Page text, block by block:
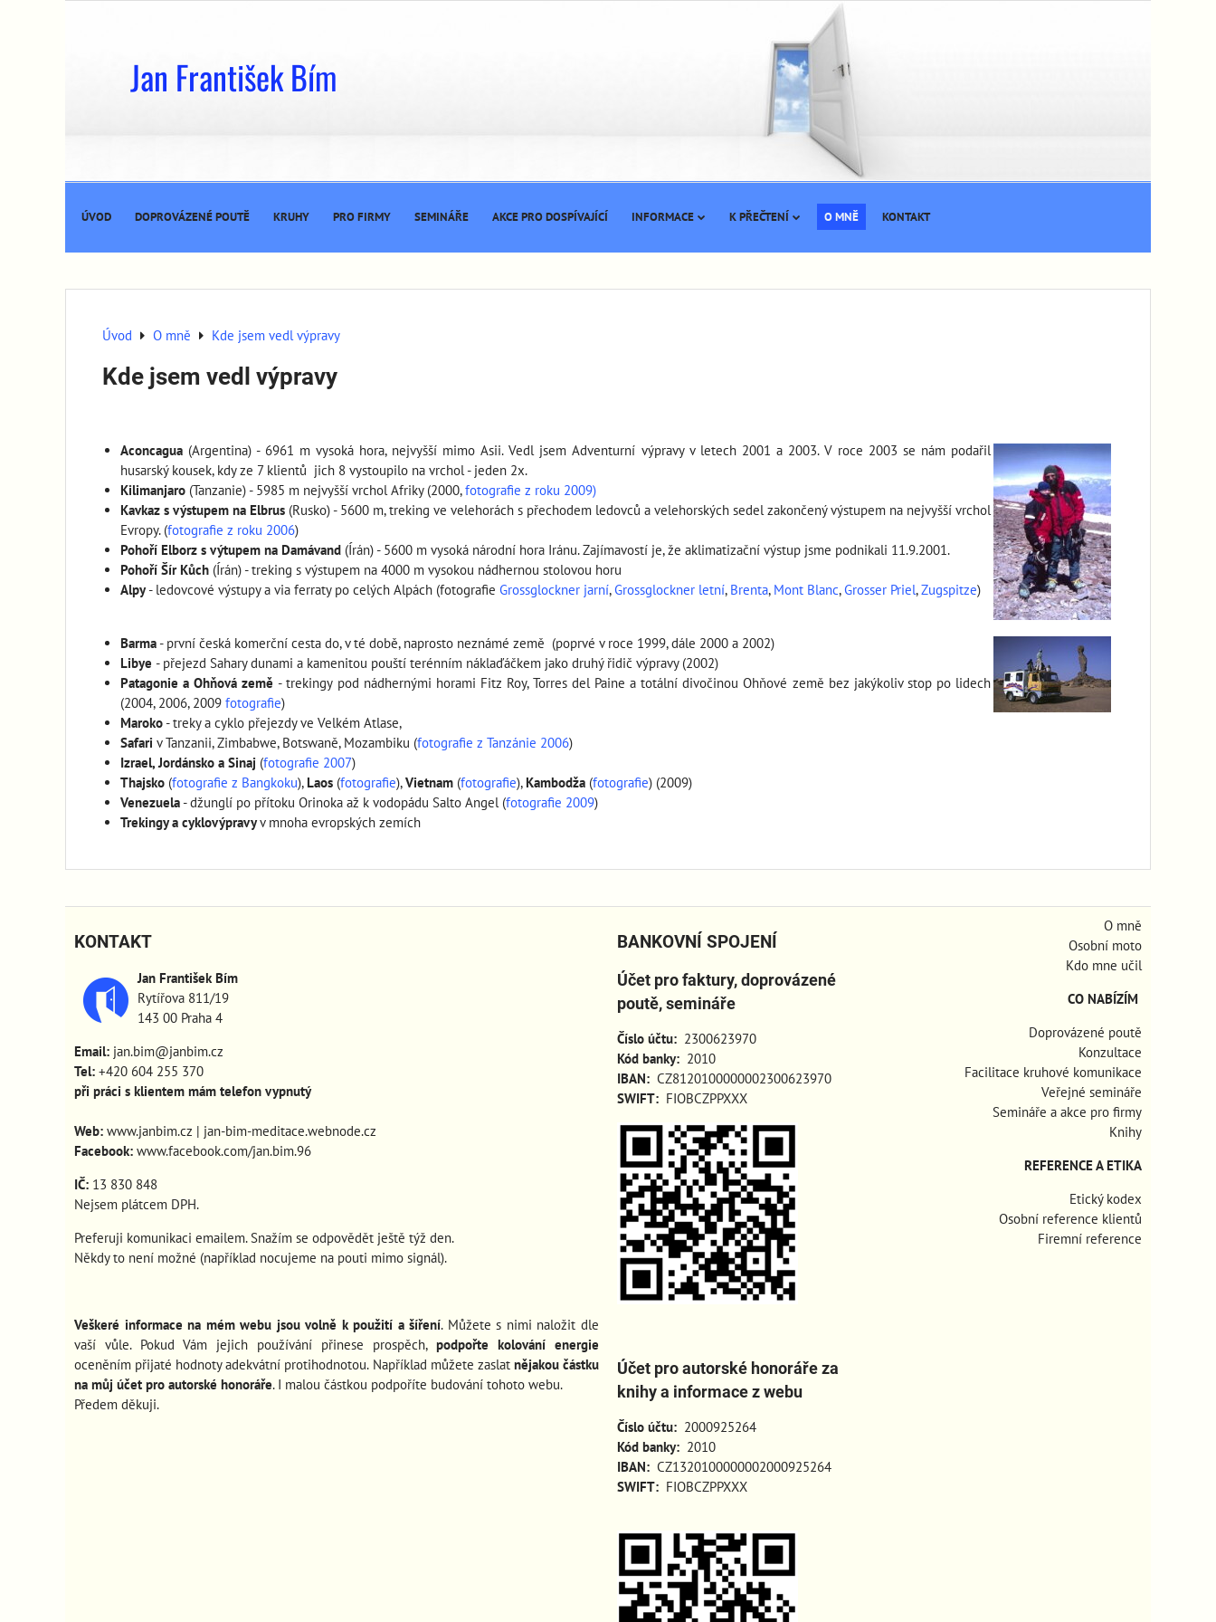
Jan František Bím
ÚVOD DOPROVÁZENÉ POUTĚ KRUHY PRO FIRMY SEMINÁŘE AKCE PRO DOSPÍVAJÍCÍ INFORMACE K PŘEČTENÍ O MNĚ KONTAKT
Úvod O mně Kde jsem vedl výpravy
Kde jsem vedl výpravy
Aconcagua (Argentina) - 6961 m vysoká hora, nejvyšší mimo Asii. Vedl jsem Adventurní výpravy v letech 2001 a 2003. V roce 2003 se nám podařil
husarský kousek, kdy ze 7 klientů jich 8 vystoupilo na vrchol - jeden 2x.
Kilimanjaro (Tanzanie) - 5985 m nejvyšší vrchol Afriky (2000,fotografie z roku 2009)
Kavkaz s výstupem na Elbrus (Rusko) - 5600 m, treking ve velehorách s přechodem ledovců a velehorských sedel zakončený výstupem na nejvyšší vrchol
Evropy. (fotografie z roku 2006)
Pohoří Elborz s výtupem na Damávand (Írán) - 5600 m vysoká národní hora Iránu. Zajímavostí je, že aklimatizační výstup jsme podnikali 11.9.2001.
Pohoří Šír Kůch (Írán) - treking s výstupem na 4000 m vysokou nádhernou stolovou horu
Alpy- ledovcové výstupy a via ferraty po celých Alpách (fotografie Grossglockner jarní,Grossglockner letní, Brenta, Mont Blanc,Grosser Priel,Zugspitze)
Barma- první česká komerční cesta do, v té době, naprosto neznámé země (poprvé v roce 1999, dále 2000 a 2002)
Libye - přejezd Sahary dunami a kamenitou pouští terénním náklaďáčkem jako druhý řidič výpravy (2002)
Patagonie a Ohňová země- trekingy pod nádhernými horami Fitz Roy, Torres del Paine a totální divočinou Ohňové země bez jakýkoliv stop po lidech
(2004, 2006, 2009 fotografie)
Maroko- treky a cyklo přejezdy ve Velkém Atlase,
Safari v Tanzanii, Zimbabwe, Botswaně, Mozambiku (fotografie z Tanzánie 2006)
Izrael, Jordánsko a Sinaj (fotografie 2007)
Thajsko (fotografie z Bangkoku), Laos (fotografie),Vietnam (fotografie), Kambodža (fotografie) (2009)
Venezuela- džunglí po přítoku Orinoka až k vodopádu Salto Angel (fotografie 2009)
Trekingy a cyklovýpravyv mnoha evropských zemích
KONTAKT
Jan František Bím
Rytířova 811/19
143 00 Praha 4
Email: jan.bim@janbim.cz
Tel: +420 604 255 370
při práci s klientem mám telefon vypnutý
Web: www.janbim.cz | jan-bim-meditace.webnode.cz
Facebook: www.facebook.com/jan.bim.96
IČ: 13 830 848
Nejsem plátcem DPH.
Preferuji komunikaci emailem. Snažím se odpovědět ještě týž den.
Někdy to není možné (například nocujeme na pouti mimo signál).
Veškeré informace na mém webu jsou volně k použití a šíření. Můžete s nimi naložit dle
vaší vůle. Pokud Vám jejich používání přinese prospěch,podpořte kolování energie
oceněním přijaté hodnoty adekvátní protihodnotou. Například můžete zaslat nějakou částku
na můj účet pro autorské honoráře. I malou částkou podpoříte budování tohoto webu.
Předem děkuji.
BANKOVNÍ SPOJENÍ
Účet pro faktury, doprovázené
poutě, semináře
Číslo účtu: 2300623970
Kód banky: 2010
IBAN: CZ8120100000002300623970
SWIFT: FIOBCZPPXXX
Účet pro autorské honoráře za
knihy a informace z webu
Číslo účtu: 2000925264
Kód banky: 2010
IBAN: CZ1320100000002000925264
SWIFT: FIOBCZPPXXX
O mně
Osobní moto
Kdo mne učil
CO NABÍZÍM
Doprovázené poutě
Konzultace
Facilitace kruhové komunikace
Veřejné semináře
Semináře a akce pro firmy
Knihy
REFERENCE A ETIKA
Etický kodex
Osobní reference klientů
Firemní reference